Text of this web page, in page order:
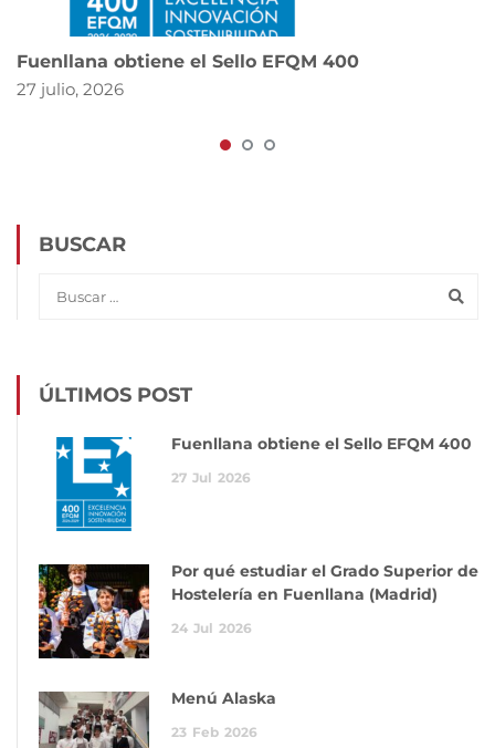
Fuenllana obtiene el Sello EFQM 400
27 julio, 2026
BUSCAR
ÚLTIMOS POST
Fuenllana obtiene el Sello EFQM 400
27 Jul 2026
Por qué estudiar el Grado Superior de
Hostelería en Fuenllana (Madrid)
24 Jul 2026
Menú Alaska
23 Feb 2026